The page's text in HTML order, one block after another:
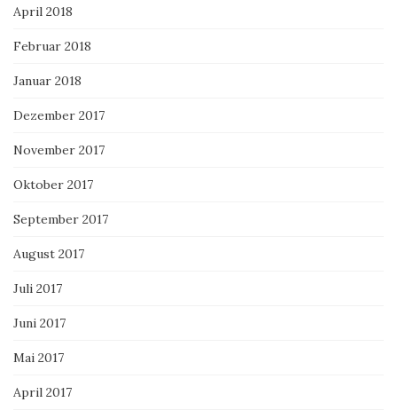
April 2018
Februar 2018
Januar 2018
Dezember 2017
November 2017
Oktober 2017
September 2017
August 2017
Juli 2017
Juni 2017
Mai 2017
April 2017